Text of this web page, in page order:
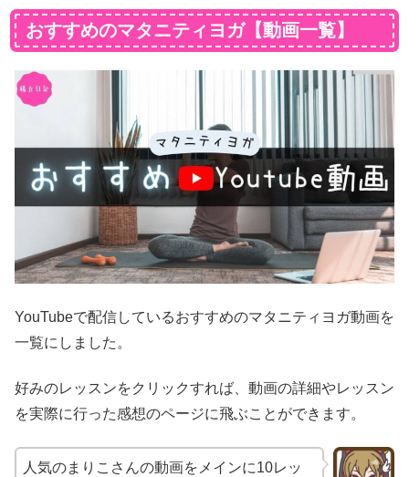
おすすめのマタニティヨガ【動画一覧】
YouTubeで配信しているおすすめのマタニティヨガ動画を
一覧にしました。
好みのレッスンをクリックすれば、動画の詳細やレッスン
を実際に行った感想のページに飛ぶことができます。
人気のまりこさんの動画をメインに10レッ